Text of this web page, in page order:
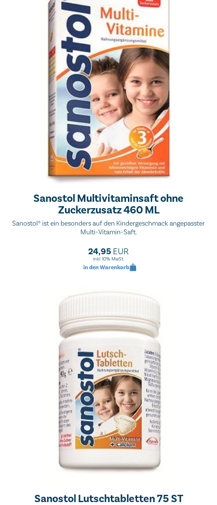
Sanostol Multivitaminsaft ohne
Zuckerzusatz 460 ML
Sanostol® ist ein besonders auf den Kindergeschmack angepasster
Multi-Vitamin-Saft.
24,95 EUR
inkl. 10% MwSt.
in den Warenkorb
Sanostol Lutschtabletten 75 ST